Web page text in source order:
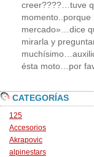
creer????…tuve
momento..porque
mercado»…dice
mirarla y
ésta moto…por
CATEGORÍAS
125
Accesorios
Akrapovic
alpinestars